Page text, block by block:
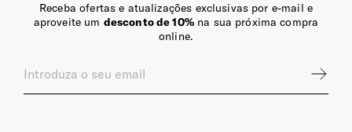
Receba ofertas e atualizações exclusivas por e-mail e
aproveite um desconto de 10%na sua próxima compra
online.